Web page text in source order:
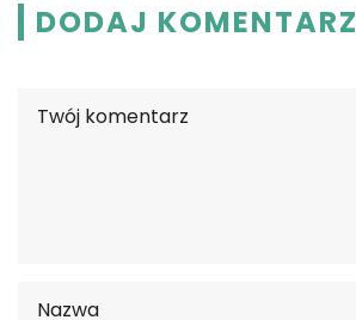
DODAJ KOMENTARZ